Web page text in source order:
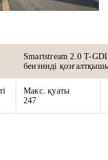
Smartstream 2.0 T-GDI
бензинді
Макс. қуаты
247